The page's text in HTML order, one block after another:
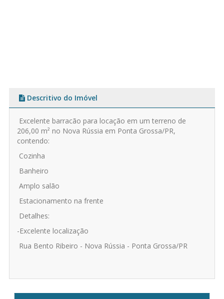
Descritivo do Imóvel
Excelente barracão para locação em um terreno de
206,00 m² no Nova Rússia em Ponta Grossa/PR,
contendo:
Cozinha
Banheiro
Amplo salão
Estacionamento na frente
Detalhes:
-Excelente localização
Rua Bento Ribeiro - Nova Rússia - Ponta Grossa/PR